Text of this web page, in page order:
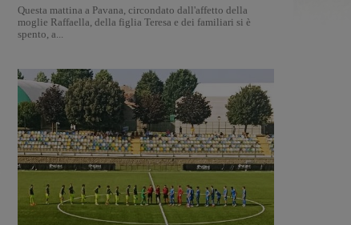
Questa mattina a Pavana, circondato dall'affetto della
moglie Raffaella, della figlia Teresa e dei familiari si è
spento, a...